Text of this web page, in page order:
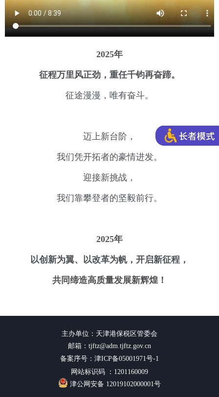
2025年
征程万里风正劲，重任千钧再奋蹄。
征途漫漫，唯有奋斗。
迈上新台阶，
我们凭开拓者的豪情进发。
迎接新挑战，
我们靠攀登者的坚毅前行。
2025年
以创新为翼、以改革为帆，开启新征程，
共同缔造高质量发展新辉煌！
主办单位：天津港保税区管委会
邮箱：tjftz@adm.tjftz.gov.cn
备案序号：津ICP备05001971号-1
网站标识码 ：1201160009
津公网安备 12019102000001号